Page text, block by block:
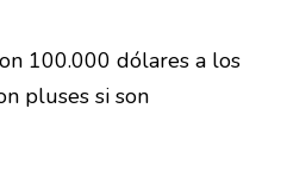
100.000 dólares a los
pluses si son